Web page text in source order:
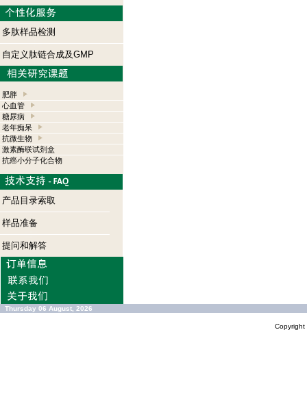
多肽样品检测
自定义肽链合成及GMP
肥胖
心血管
糖尿病
老年痴呆
抗微生物
激素酶联试剂盒
抗癌小分子化合物
产品目录索取
样品准备
提问和解答
Thursday 06 August, 2026